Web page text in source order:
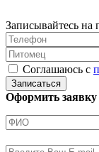
Записывайтесь на
Соглашаюсь с
Записаться
Оформить заявку